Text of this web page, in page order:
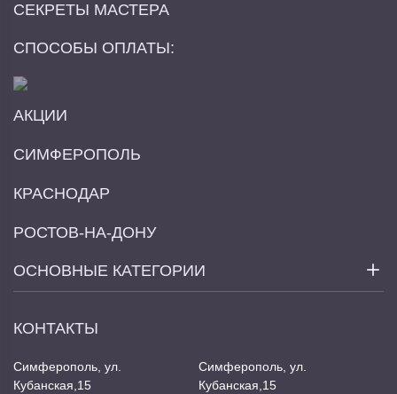
СЕКРЕТЫ МАСТЕРА
СПОСОБЫ ОПЛАТЫ:
АКЦИИ
СИМФЕРОПОЛЬ
КРАСНОДАР
РОСТОВ-НА-ДОНУ
ОСНОВНЫЕ КАТЕГОРИИ
КОНТАКТЫ
Симферополь, ул.
Кубанская,15
Симферополь, ул.
Кубанская,15